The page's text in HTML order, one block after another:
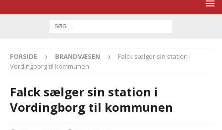
FORSIDE BRANDVÆSEN
Falck sælger sin station i
Vordingborg til kommunen
Falck sælger sin station i
Vordingborg til kommunen